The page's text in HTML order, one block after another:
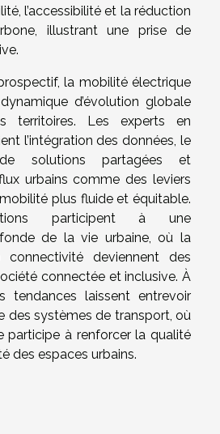
l’accessibilité et la réduction
illustrant une prise de
la mobilité électrique
d’évolution globale
territoires. Les experts en
l’intégration des données, le
solutions partagées et
urbains comme des leviers
plus fluide et équitable.
participent à une
de la vie urbaine, où la
deviennent des
connectée et inclusive. À
tendances laissent entrevoir
des systèmes de transport, où
participe à renforcer la qualité
des espaces urbains.